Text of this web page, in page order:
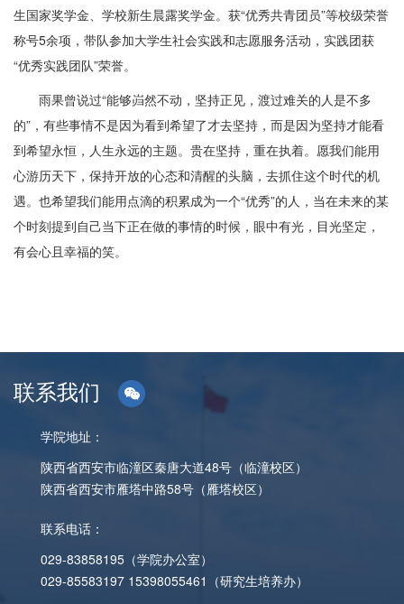
生国家奖学金、学校新生晨露奖学金。获“优秀共青团员”等校级荣誉
称号5余项，带队参加大学生社会实践和志愿服务活动，实践团获
“优秀实践团队”荣誉。
雨果曾说过“能够岿然不动，坚持正见，渡过难关的人是不多
的”，有些事情不是因为看到希望了才去坚持，而是因为坚持才能看
到希望永恒，人生永远的主题。贵在坚持，重在执着。愿我们能用
心游历天下，保持开放的心态和清醒的头脑，去抓住这个时代的机
遇。也希望我们能用点滴的积累成为一个“优秀”的人，当在未来的某
个时刻提到自己当下正在做的事情的时候，眼中有光，目光坚定，
有会心且幸福的笑。
联系我们
学院地址：
陕西省西安市临潼区秦唐大道48号（临潼校区）
陕西省西安市雁塔中路58号（雁塔校区）
联系电话：
029-83858195（学院办公室）
029-85583197 15398055461（研究生培养办）